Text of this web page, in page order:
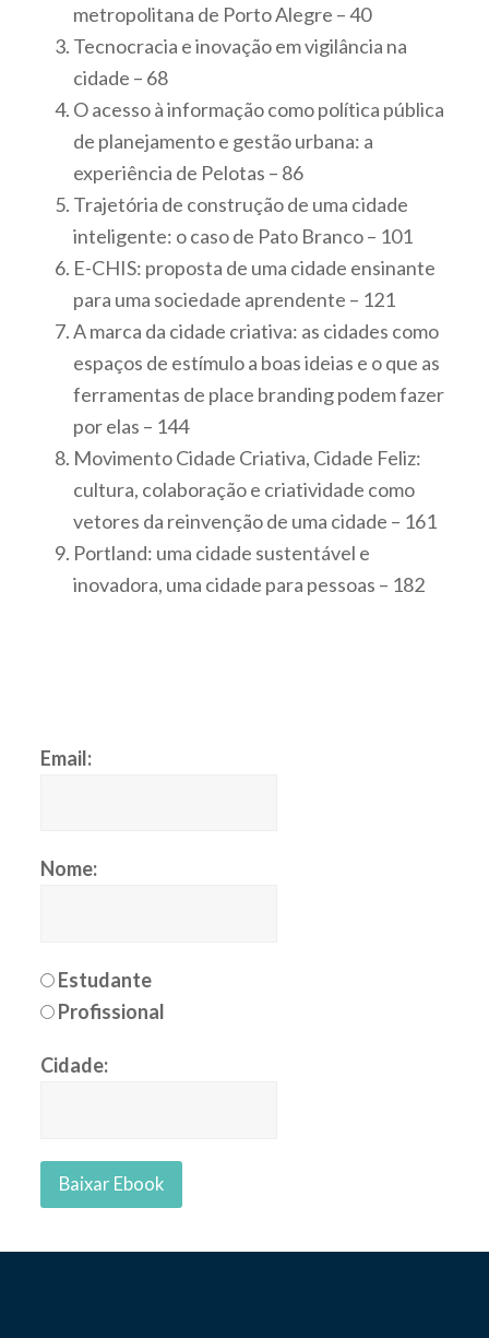
metropolitana de Porto Alegre – 40
Tecnocracia e inovação em vigilância na
cidade – 68
O acesso à informação como política pública
de planejamento e gestão urbana: a
experiência de Pelotas – 86
Trajetória de construção de uma cidade
inteligente: o caso de Pato Branco – 101
E-CHIS: proposta de uma cidade ensinante
para uma sociedade aprendente – 121
A marca da cidade criativa: as cidades como
espaços de estímulo a boas ideias e o que as
ferramentas de place branding podem fazer
por elas – 144
Movimento Cidade Criativa, Cidade Feliz:
cultura, colaboração e criatividade como
vetores da reinvenção de uma cidade – 161
Portland: uma cidade sustentável e
inovadora, uma cidade para pessoas – 182
Email:
Nome:
Estudante
Profissional
Cidade: